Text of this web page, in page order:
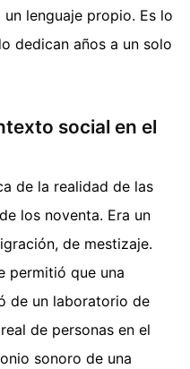
lenguaje propio. Es lo
dedican años a un solo
social en el
de la realidad de las
los noventa. Era un
de mestizaje.
permitió que una
de un laboratorio de
de personas en el
sonoro de una